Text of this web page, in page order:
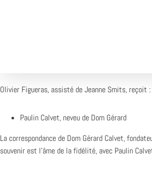
Olivier Figueras, assisté de Jeanne Smits, reçoit :
Paulin Calvet, neveu de Dom Gérard
La correspondance de Dom Gérard Calvet,
souvenir est l’âme de la fidélité, avec Paulin